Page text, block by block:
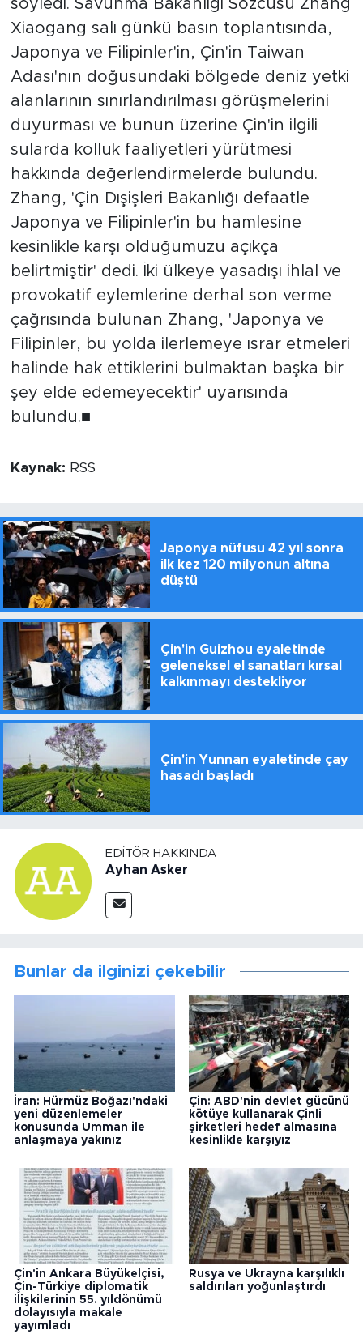
söyledi. Savunma Bakanlığı Sözcüsü Zhang
Xiaogang salı günkü basın toplantısında,
Japonya ve Filipinler'in, Çin'in Taiwan
Adası'nın doğusundaki bölgede deniz yetki
alanlarının sınırlandırılması görüşmelerini
duyurması ve bunun üzerine Çin'in ilgili
sularda kolluk faaliyetleri yürütmesi
hakkında değerlendirmelerde bulundu.
Zhang, 'Çin Dışişleri Bakanlığı defaatle
Japonya ve Filipinler'in bu hamlesine
kesinlikle karşı olduğumuzu açıkça
belirtmiştir' dedi. İki ülkeye yasadışı ihlal ve
provokatif eylemlerine derhal son verme
çağrısında bulunan Zhang, 'Japonya ve
Filipinler, bu yolda ilerlemeye ısrar etmeleri
halinde hak ettiklerini bulmaktan başka bir
şey elde edemeyecektir' uyarısında
bulundu.■
Kaynak: RSS
Japonya nüfusu 42 yıl sonra
ilk kez 120 milyonun altına
düştü
Çin'in Guizhou eyaletinde
geleneksel el sanatları kırsal
kalkınmayı destekliyor
Çin'in Yunnan eyaletinde çay
hasadı başladı
EDITÖR HAKKINDA
Ayhan Asker
Bunlar da ilginizi çekebilir
İran: Hürmüz Boğazı'ndaki
yeni düzenlemeler
konusunda Umman ile
anlaşmaya yakınız
Çin: ABD'nin devlet gücünü
kötüye kullanarak Çinli
şirketleri hedef almasına
kesinlikle karşıyız
Çin'in Ankara Büyükelçisi,
Çin-Türkiye diplomatik
ilişkilerinin 55. yıldönümü
dolayısıyla makale
yayımladı
Rusya ve Ukrayna karşılıklı
saldırıları yoğunlaştırdı